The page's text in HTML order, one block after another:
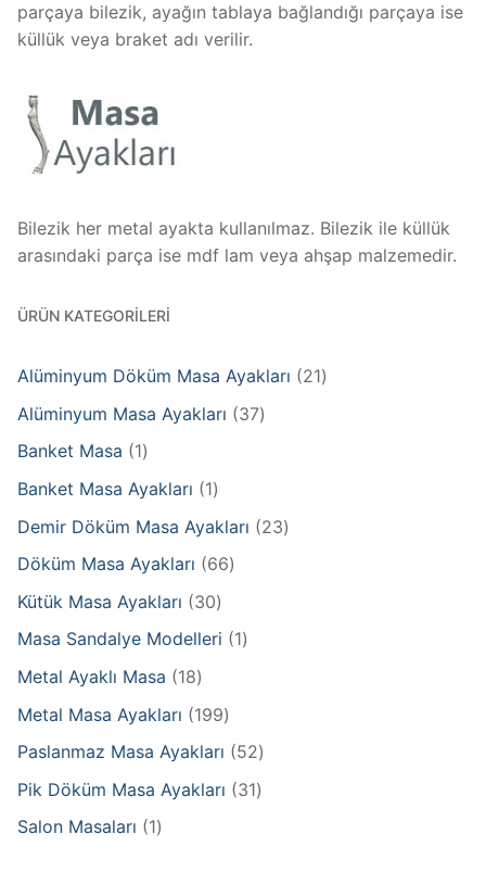
parçaya bilezik, ayağın tablaya bağlandığı parçaya ise
küllük veya braket adı verilir.
Bilezik her metal ayakta kullanılmaz. Bilezik ile küllük
arasındaki parça ise mdf lam veya ahşap malzemedir.
ÜRÜN KATEGORILERI
Alüminyum Döküm Masa Ayakları 2121
Alüminyum Masa Ayakları 3737
Banket Masa 11
product
Banket Masa Ayakları 11
product
Demir Döküm Masa Ayakları 2323
Döküm Masa Ayakları 6666
Kütük Masa Ayakları 3030
products
Masa Sandalye Modelleri 11
Metal Ayaklı Masa 1818
products
Metal Masa Ayakları 199199
products
Paslanmaz Masa Ayakları 5252
products
Pik Döküm Masa Ayakları 3131
Salon Masaları 11